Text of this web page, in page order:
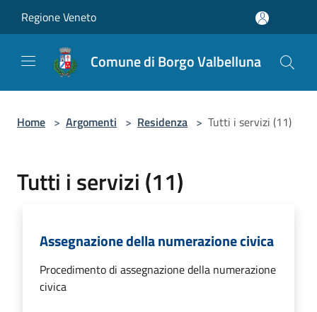
Regione Veneto
Comune di Borgo Valbelluna
Home > Argomenti > Residenza > Tutti i servizi (11)
Tutti i servizi (11)
Assegnazione della numerazione civica
Procedimento di assegnazione della numerazione
civica